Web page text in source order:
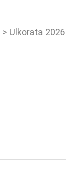
> Ulkorata 2026